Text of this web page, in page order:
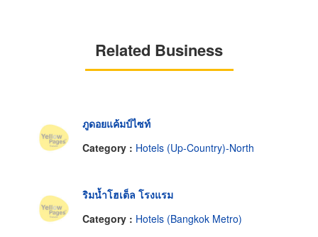
Related Business
ภูดอยแค้มป์ไซท์
Category : Hotels (Up-Country)-North
ริมน้ำโฮเต็ล โรงแรม
Category : Hotels (Bangkok Metro)